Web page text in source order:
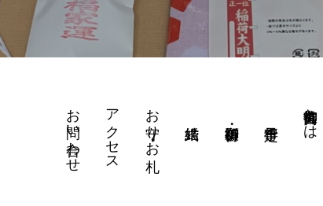
高御位神宮とは
お守り・お札
アクセス
お問い合わせ